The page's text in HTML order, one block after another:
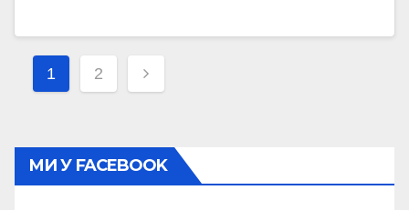
Навігація
записів
1 2
МИ У FACEBOOK